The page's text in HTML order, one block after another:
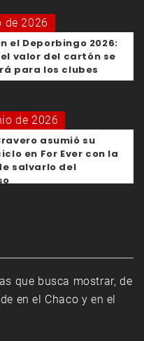
de 2026
el Deporbingo 2026:
valor del cartón se
para los clubes
de 2026
asumió su
en For Ever con la
salvarlo del
que busca mostrar, de
en el Chaco y en el